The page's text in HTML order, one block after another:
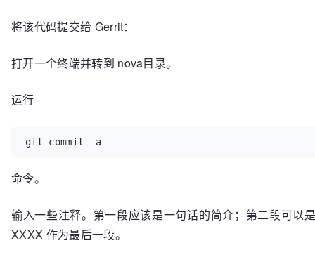
将该代码提交给 Gerrit：
打开一个终端并转到 nova目录。
运行
git commit -a
命令。
输入一些注释。第一段应该是一句话的简介；第二段可以
XXXX 作为最后一段。